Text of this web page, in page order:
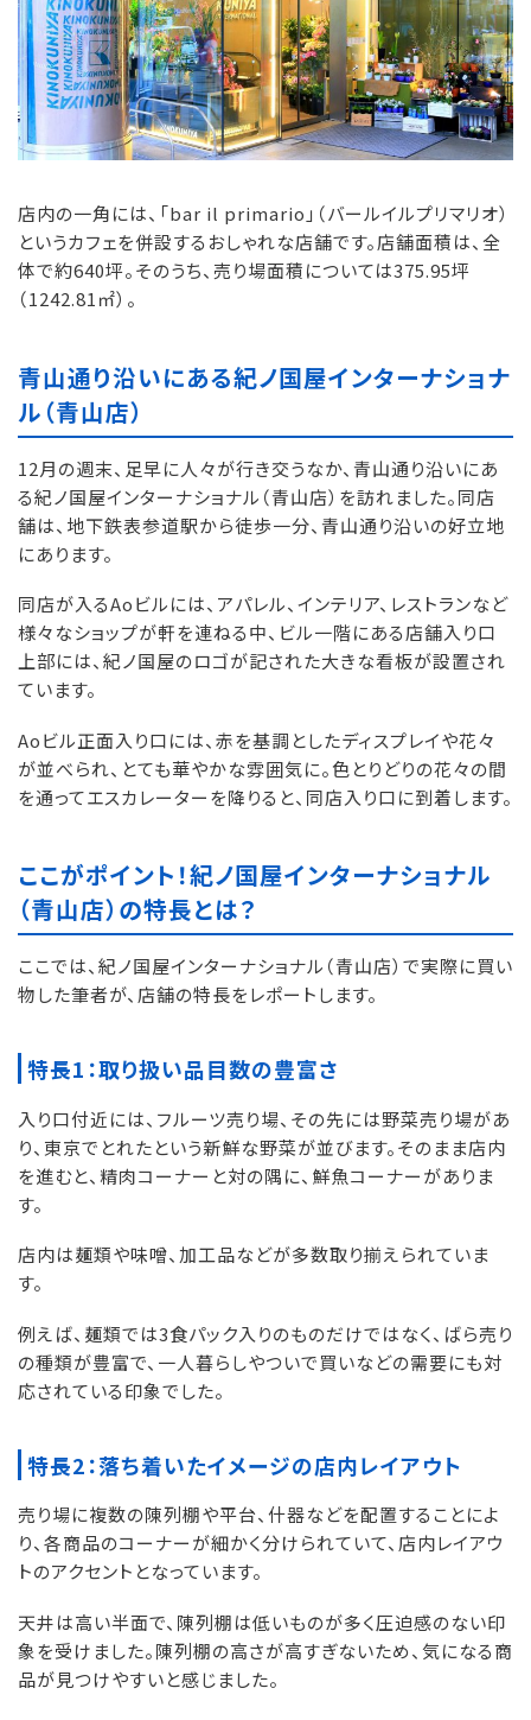
店内の一角には、「bar il primario」（バールイルプリマリオ）
というカフェを併設するおしゃれな店舗です。店舗面積は、全
体で約640坪。そのうち、売り場面積については375.95坪
（1242.81㎡）。
青山通り沿いにある紀ノ国屋インターナショナ
ル（青山店）
12月の週末、足早に人々が行き交うなか、青山通り沿いにあ
る紀ノ国屋インターナショナル（青山店）を訪れました。同店
舗は、地下鉄表参道駅から徒歩一分、青山通り沿いの好立地
にあります。
同店が入るAoビルには、アパレル、インテリア、レストランなど
様々なショップが軒を連ねる中、ビル一階にある店舗入り口
上部には、紀ノ国屋のロゴが記された大きな看板が設置され
ています。
Aoビル正面入り口には、赤を基調としたディスプレイや花々
が並べられ、とても華やかな雰囲気に。色とりどりの花々の間
を通ってエスカレーターを降りると、同店入り口に到着します。
ここがポイント！紀ノ国屋インターナショナル
（青山店）の特長とは？
ここでは、紀ノ国屋インターナショナル（青山店）で実際に買い
物した筆者が、店舗の特長をレポートします。
特長1：取り扱い品目数の豊富さ
入り口付近には、フルーツ売り場、その先には野菜売り場があ
り、東京でとれたという新鮮な野菜が並びます。そのまま店内
を進むと、精肉コーナーと対の隅に、鮮魚コーナーがありま
す。
店内は麺類や味噌、加工品などが多数取り揃えられていま
す。
例えば、麺類では3食パック入りのものだけではなく、ばら売り
の種類が豊富で、一人暮らしやついで買いなどの需要にも対
応されている印象でした。
特長2：落ち着いたイメージの店内レイアウト
売り場に複数の陳列棚や平台、什器などを配置することによ
り、各商品のコーナーが細かく分けられていて、店内レイアウ
トのアクセントとなっています。
天井は高い半面で、陳列棚は低いものが多く圧迫感のない印
象を受けました。陳列棚の高さが高すぎないため、気になる商
品が見つけやすいと感じました。